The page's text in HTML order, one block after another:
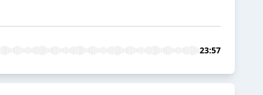
23:57